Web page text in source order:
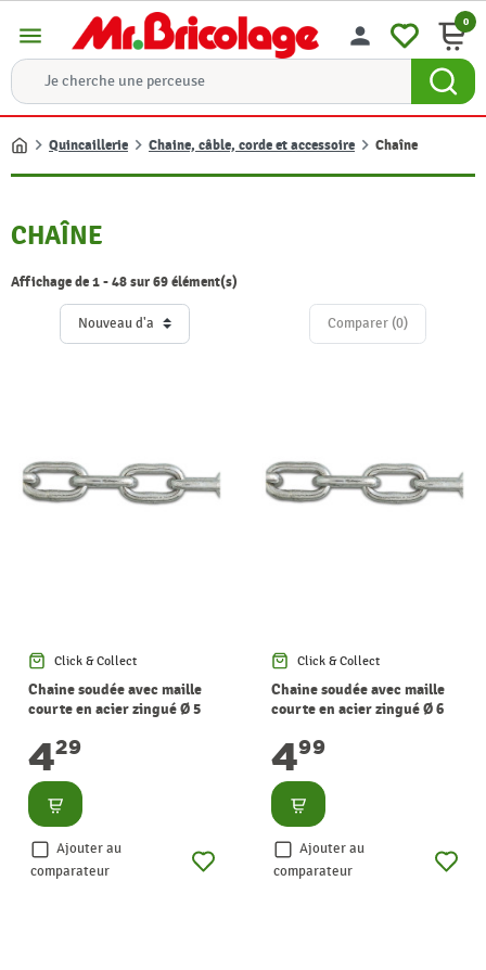
menu person 0
Accueil
Quincaillerie Chaine, câble, corde et accessoire Chaîne
CHAÎNE
Affichage de 1 - 48 sur 69 élément(s)
Comparer (0)‎
Click & Collect
Chaine soudée avec maille
courte en acier zingué Ø 5
429
Consulter
Ajouter au
comparateur
Click & Collect
Chaine soudée avec maille
courte en acier zingué Ø 6
499
Consulter
Ajouter au
comparateur